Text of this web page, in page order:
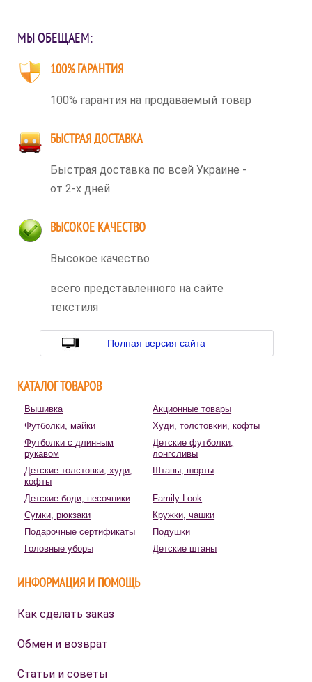
МЫ ОБЕЩАЕМ:
100% ГАРАНТИЯ
100% гарантия на продаваемый товар
БЫСТРАЯ ДОСТАВКА
Быстрая доставка по всей Украине -
от 2-х дней
ВЫСОКОЕ КАЧЕСТВО
Высокое качество
всего представленного на сайте
текстиля
Полная версия сайта
КАТАЛОГ ТОВАРОВ
Вышивка
Акционные товары
Футболки, майки
Худи, толстовкии, кофты
Футболки с длинным
рукавом
Детские футболки,
лонгсливы
Детские толстовки, худи,
кофты
Штаны, шорты
Детские боди, песочники
Family Look
Сумки, рюкзаки
Кружки, чашки
Подарочные сертификаты
Подушки
Головные уборы
Детские штаны
ИНФОРМАЦИЯ И ПОМОЩЬ
Как сделать заказ
Обмен и возврат
Статьи и советы